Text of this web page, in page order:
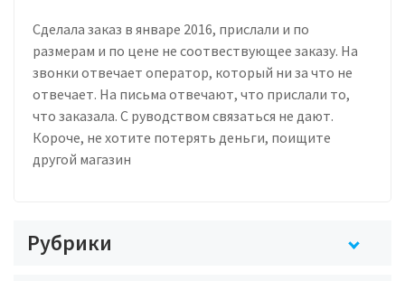
Сделала заказ в январе 2016, прислали и по
размерам и по цене не соотвествующее заказу. На
звонки отвечает оператор, который ни за что не
отвечает. На письма отвечают, что прислали то,
что заказала. С руводством связаться не дают.
Короче, не хотите потерять деньги, поищите
другой магазин
Рубрики